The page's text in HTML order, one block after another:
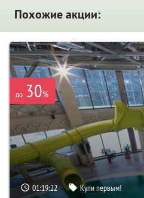
Похожие акции:
до 30%
01:19:21 Купи первым!